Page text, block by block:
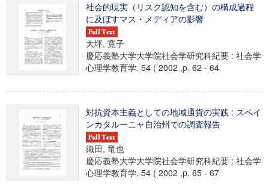
社会的現実（リスク認知を含む）の構成過程
に及ぼすマス・メディアの影響
大坪, 寛子
慶応義塾大学大学院社会学研究科紀要 : 社会学
心理学教育学. 54 ( 2002 ,p. 62 - 64
対抗資本主義としての地域通貨の実践 : スペイ
ンカタルーニャ自治州での調査報告
織田, 竜也
慶応義塾大学大学院社会学研究科紀要 : 社会学
心理学教育学. 54 ( 2002 ,p. 65 - 67